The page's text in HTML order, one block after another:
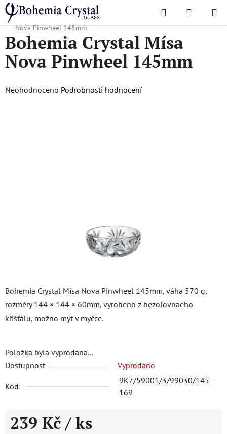
Přejít
na
obsah
Hledat
KOŠÍK
Domů
/ Oblíbené kolekce / Nova Pinwheel
Bohemia Crystal Mísa
Nova Pinwheel 145mm
Bohemia Crystal Mísa Nova Pinwheel 145mm, váha 570 g,
rozměry 144 × 144 × 60mm, vyrobeno z bezolovnaého
křišťálu, možno mýt v myčce.
Položka byla vyprodána…
Dostupnost
Vyprodáno
Kód:
9K7/59001/3/99030/145-
169
239 Kč / ks
Bohemia Crystal Mísa
Nova Pinwheel 145mm
Průměrné
Neohodnoceno Podrobnosti hodnocení